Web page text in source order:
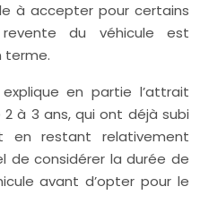
à accepter pour certains
du véhicule est
terme.
en partie l’attrait
à 3 ans, qui ont déjà subi
restant relativement
de considérer la durée de
avant d’opter pour le